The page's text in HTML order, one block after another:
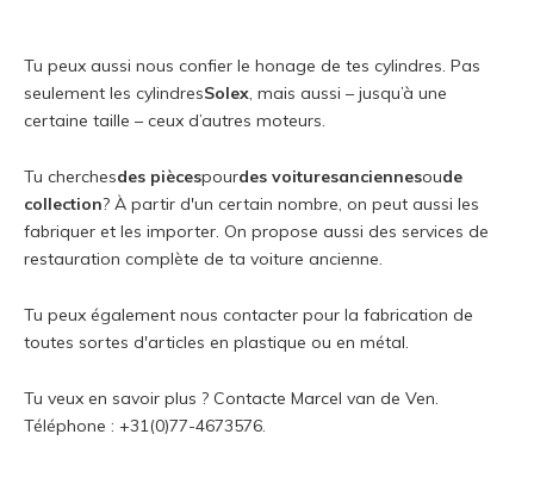
Tu peux aussi nous confier le honage de tes cylindres. Pas
seulement les cylindresSolex, mais aussi – jusqu’à une
certaine taille – ceux d’autres moteurs.
Tu cherchesdes piècespourdes voituresanciennesoude
collection? À partir d'un certain nombre, on peut aussi les
fabriquer et les importer. On propose aussi des services de
restauration complète de ta voiture ancienne.
Tu peux également nous contacter pour la fabrication de
toutes sortes d'articles en plastique ou en métal.
Tu veux en savoir plus ? Contacte Marcel van de Ven.
Téléphone : +31(0)77-4673576.